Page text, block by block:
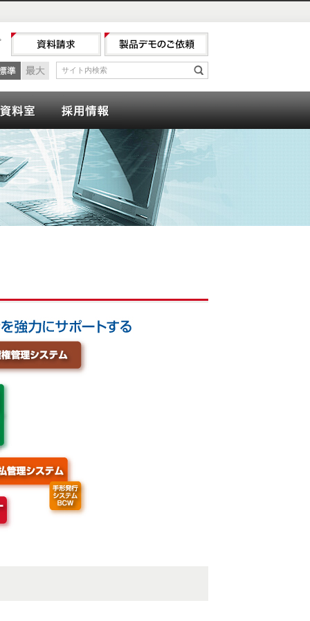
小 標準 最大サイト内検索
会計資料室